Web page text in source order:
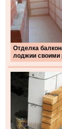
Отделка
лоджии своими